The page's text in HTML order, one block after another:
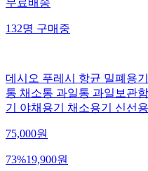
무료배송
132명구매중
데시오 푸레시 항균 밀폐용
통 채소통 과일통 과일보관
기 야채용기 채소용기 신선
75,000원
73%19,900원